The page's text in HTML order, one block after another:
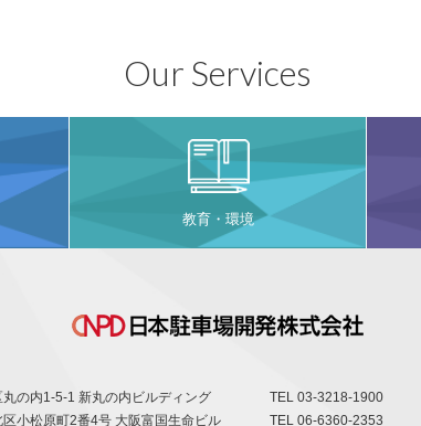
Our Services
教育・環境
の内1-5-1 新丸の内ビルディング TEL 03-3218-1900
小松原町2番4号 大阪富国生命ビル TEL 06-6360-2353